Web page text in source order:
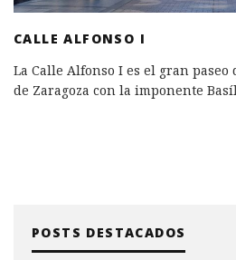
CALLE ALFONSO I
La Calle Alfonso I es el gran paseo
de Zaragoza con la imponente
POSTS DESTACADOS